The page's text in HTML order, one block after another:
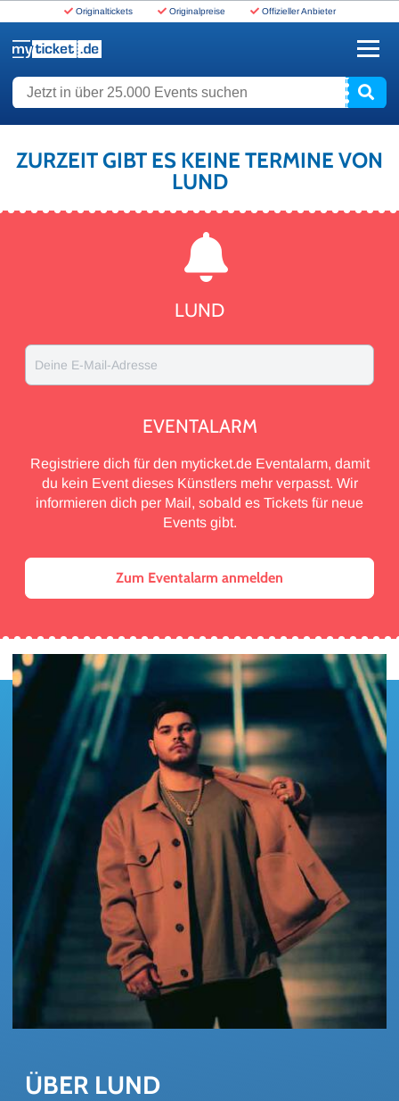
Originaltickets Originalpreise Offizieller Anbieter
Jetzt in über 25.000 Events suchen
ZURZEIT GIBT ES KEINE TERMINE VON
LUND
LUND
Deine E-Mail-Adresse
EVENTALARM
Registriere dich für den myticket.de Eventalarm, damit
du kein Event dieses Künstlers mehr verpasst. Wir
informieren dich per Mail, sobald es Tickets für neue
Events gibt.
Zum Eventalarm anmelden
ÜBER LUND